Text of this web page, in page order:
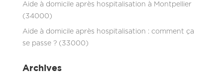
Aide à domicile après hospitalisation à Montpellier
(34000)
Aide à domicile après hospitalisation : comment ça
se passe ? (33000)
Archives